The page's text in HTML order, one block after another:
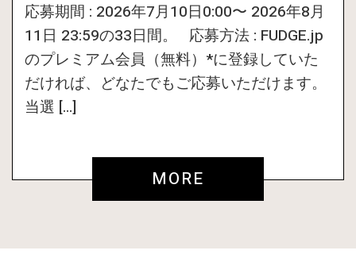
応募期間 : 2026年7月10日0:00〜 2026年8月
11日 23:59の33日間。 応募方法 : FUDGE.jp
のプレミアム会員（無料）*に登録していた
だければ、どなたでもご応募いただけます。
当選 […]
MORE